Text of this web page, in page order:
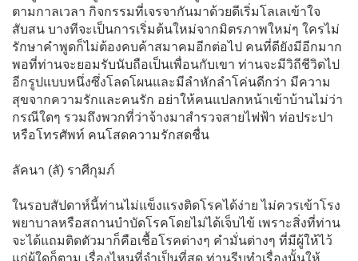
ตามกาลเวลา กิจกรรมที่เจรจากันมาด้วยดีเริ่มโลเลเข้าใจ
สับสน บางทีจะเป็นการเริ่มต้นใหม่จากมิตรภาพใหม่ๆ ใครไม่
รักษาคำพูดก็ไม่ต้องคบค้าสมาคมอีกต่อไป คนที่ดียังมีอีกมาก
พอที่ท่านจะยอมรับนับถือเป็นเพื่อนกับเขา ท่านจะมีวิถีชีวิตไป
อีกรูปแบบหนึ่งซึ่งโลดโผนและมีลำหักลำโค่นดีกว่า มีความ
สุขจากความรักและคนรัก อย่าให้คนแปลกหน้าเข้าบ้านไม่ว่า
กรณีใดๆ รวมถึงพวกที่ว่าจ้างมาสำรวจสายไฟฟ้า ท่อประปา
หรือโทรศัพท์ คนโสดความรักสดชื่น
ลัคนา (ลั) ราศีกุมภ์
ในรอบสัปดาห์นี้ท่านไม่แข็งแรงติดโรคได้ง่าย ไม่ควรเข้าโรง
พยาบาลหรือสถานบำบัดโรคโดยไม่ได้เจ็บไข้ เพราะสิ่งที่ท่าน
จะได้แถมติดตัวมาก็คือเชื้อโรคต่างๆ คำมั่นต่างๆ ที่มีผู้ให้ไว้
แก่ผู้ใดก็ตาม เรื่องไหนที่จำเป็นที่สุด ท่านรีบทำเรื่องนั้นให้